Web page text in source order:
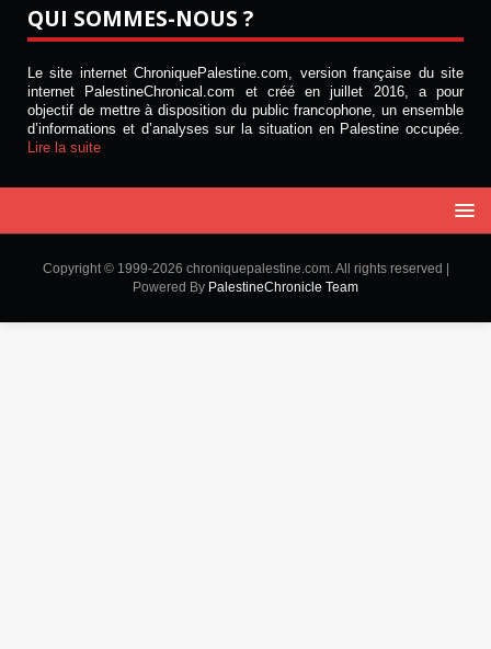
QUI SOMMES-NOUS ?
Le site internet ChroniquePalestine.com, version française du site
internet PalestineChronical.com et créé en juillet 2016, a pour
objectif de mettre à disposition du public francophone, un ensemble
d’informations et d’analyses sur la situation en Palestine occupée.
Lire la suite
Copyright © 1999-2026 chroniquepalestine.com. All rights reserved |
Powered By PalestineChronicle Team